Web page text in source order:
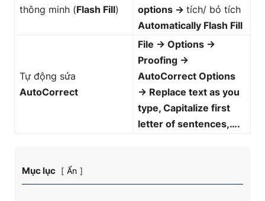
thông minh (Flash Fill)
options → tích/ bỏ tích
Automatically Flash Fill
Tự động sửa
AutoCorrect
File → Options →
Proofing →
AutoCorrect Options
→ Replace text as you
type, Capitalize first
letter of sentences,….
Mục lục Ẩn